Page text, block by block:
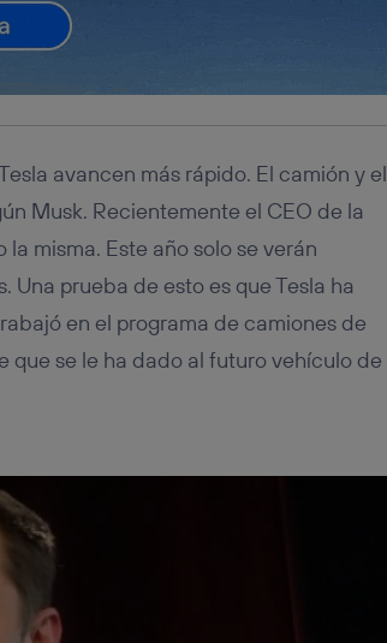
avancen más rápido. El camión y el
Musk. Recientemente el CEO de la
misma. Este año solo se verán
Una prueba de esto es que Tesla ha
en el programa de camiones de
que se le ha dado al futuro vehículo de